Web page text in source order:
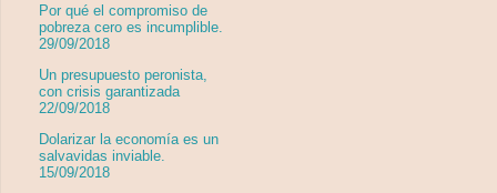
Por qué el compromiso de
pobreza cero es incumplible.
29/09/2018
Un presupuesto peronista,
con crisis garantizada
22/09/2018
Dolarizar la economía es un
salvavidas inviable.
15/09/2018